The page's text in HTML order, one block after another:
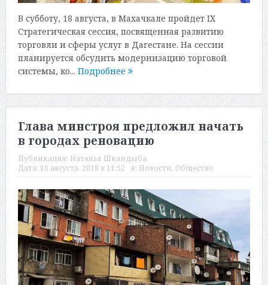
В субботу, 18 августа, в Махачкале пройдет IX
Стратегическая сессия, посвященная развитию
торговли и сферы услуг в Дагестане. На сессии
планируется обсудить модернизацию торговой
системы, ко... Подробнее
Глава минстроя предложил начать
в городах реновацию
Публикация: Наталья Шкандыба
Дата: 16 августа, 2018 в 11:52 в: Новости, Общество